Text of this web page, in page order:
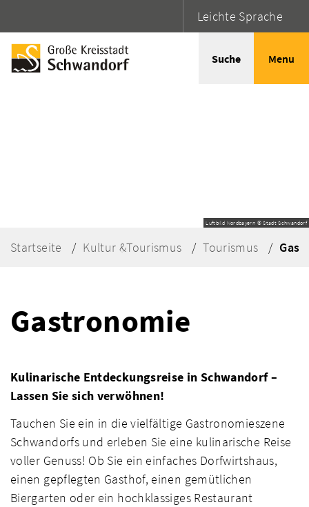
Leichte Sprache
Suche Menu
Luftbild Nordbayern © Stadt Schwandorf
Startseite Kultur &Tourismus Tourismus
Gastronomie
Kulinarische Entdeckungsreise in Schwandorf –
Lassen Sie sich verwöhnen!
Tauchen Sie ein in die vielfältige Gastronomieszene
Schwandorfs und erleben Sie eine kulinarische Reise
voller Genuss! Ob Sie ein einfaches Dorfwirtshaus,
einen gepflegten Gasthof, einen gemütlichen
Biergarten oder ein hochklassiges Restaurant